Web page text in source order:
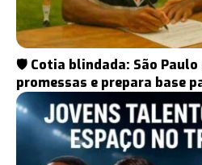
🛡️ Cotia blindada: São Paulo
promessas e prepara base